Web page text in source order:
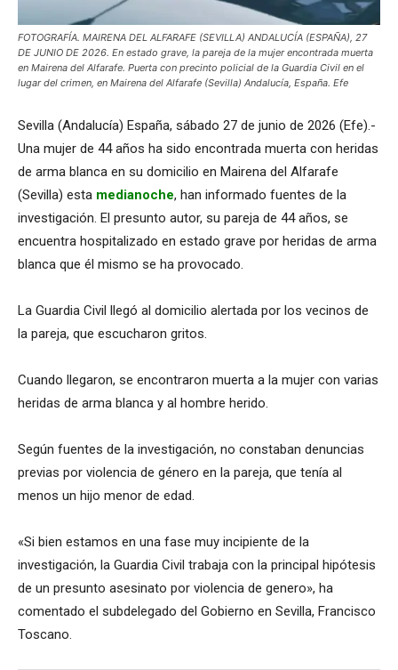
FOTOGRAFÍA. MAIRENA DEL ALFARAFE (SEVILLA) ANDALUCÍA (ESPAÑA), 27
DE JUNIO DE 2026. En estado grave, la pareja de la mujer encontrada muerta
en Mairena del Alfarafe. Puerta con precinto policial de la Guardia Civil en el
lugar del crimen, en Mairena del Alfarafe (Sevilla) Andalucía, España. Efe
Sevilla (Andalucía) España, sábado 27 de junio de 2026 (Efe).-
Una mujer de 44 años ha sido encontrada muerta con heridas
de arma blanca en su domicilio en Mairena del Alfarafe
(Sevilla) esta medianoche, han informado fuentes de la
investigación. El presunto autor, su pareja de 44 años, se
encuentra hospitalizado en estado grave por heridas de arma
blanca que él mismo se ha provocado.
La Guardia Civil llegó al domicilio alertada por los vecinos de
la pareja, que escucharon gritos.
Cuando llegaron, se encontraron muerta a la mujer con varias
heridas de arma blanca y al hombre herido.
Según fuentes de la investigación, no constaban denuncias
previas por violencia de género en la pareja, que tenía al
menos un hijo menor de edad.
«Si bien estamos en una fase muy incipiente de la
investigación, la Guardia Civil trabaja con la principal hipótesis
de un presunto asesinato por violencia de genero», ha
comentado el subdelegado del Gobierno en Sevilla, Francisco
Toscano.